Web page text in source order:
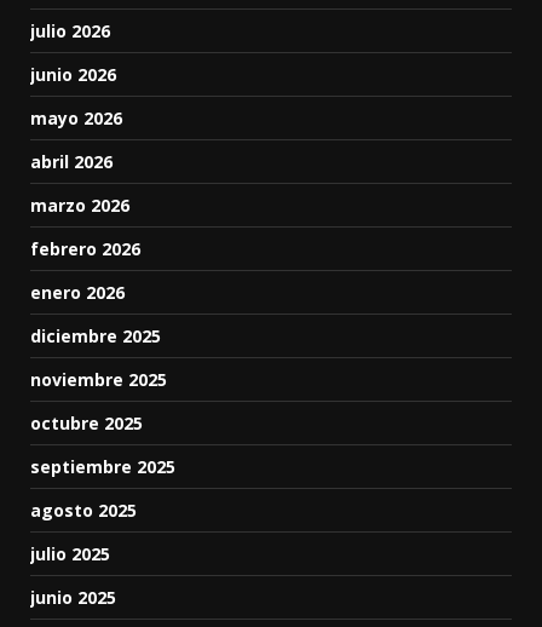
julio 2026
junio 2026
mayo 2026
abril 2026
marzo 2026
febrero 2026
enero 2026
diciembre 2025
noviembre 2025
octubre 2025
septiembre 2025
agosto 2025
julio 2025
junio 2025